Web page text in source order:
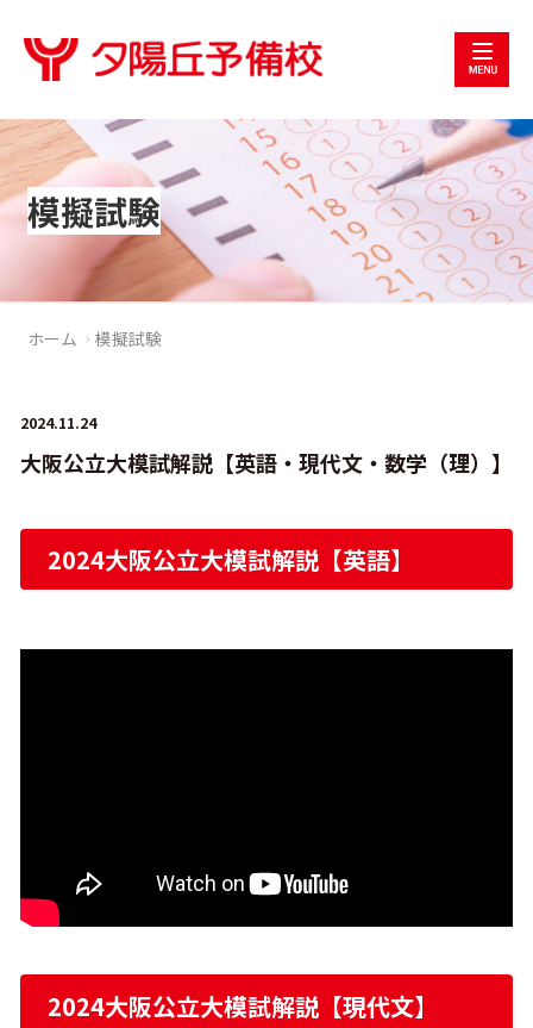
模擬試験
ホーム 模擬試験
2024.11.24
大阪公立大模試解説【英語・現代文・数学（理）】
2024大阪公立大模試解説【英語】
2024大阪公立大模試解説【現代文】